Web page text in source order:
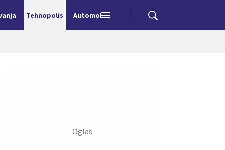
Tehnopolis Automobili